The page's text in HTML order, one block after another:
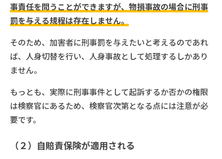
事責任を問うことができますが、物損事故の場合に刑事
罰を与える規程は存在しません。
そのため、加害者に刑事罰を与えたいと考えるのであれ
ば、人身切替を行い、人身事故として処理するしかあり
ません。
もっとも、実際に刑事事件として起訴するか否かの権限
は検察官にあるため、検察官次第となる点には注意が必
要です。
（２）自賠責保険が適用される